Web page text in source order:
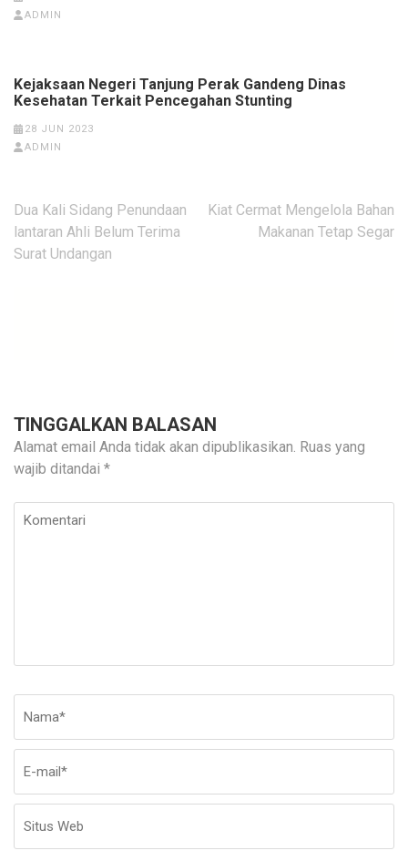
ADMIN
Kejaksaan Negeri Tanjung Perak Gandeng Dinas
Kesehatan Terkait Pencegahan Stunting
28 JUN 2023
ADMIN
Navigasi
pos
Dua Kali Sidang Penundaan
lantaran Ahli Belum Terima
Surat Undangan
Kiat Cermat Mengelola Bahan
Makanan Tetap Segar
TINGGALKAN BALASAN
Alamat email Anda tidak akan dipublikasikan. Ruas yang
wajib ditandai *
Komentari